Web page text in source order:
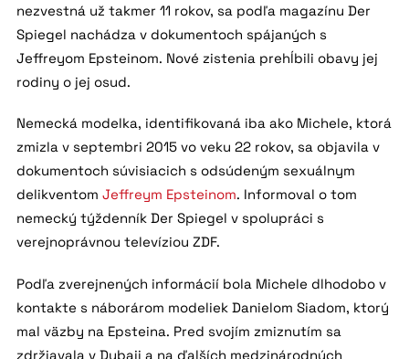
nezvestná už takmer 11 rokov, sa podľa magazínu Der
Spiegel nachádza v dokumentoch spájaných s
Jeffreyom Epsteinom. Nové zistenia prehĺbili obavy jej
rodiny o jej osud.
Nemecká modelka, identifikovaná iba ako Michele, ktorá
zmizla v septembri 2015 vo veku 22 rokov, sa objavila v
dokumentoch súvisiacich s odsúdeným sexuálnym
delikventom Jeffreym Epsteinom. Informoval o tom
nemecký týždenník Der Spiegel v spolupráci s
verejnoprávnou televíziou ZDF.
Podľa zverejnených informácií bola Michele dlhodobo v
kontakte s náborárom modeliek Danielom Siadom, ktorý
mal väzby na Epsteina. Pred svojím zmiznutím sa
zdržiavala v Dubaji a na ďalších medzinárodných